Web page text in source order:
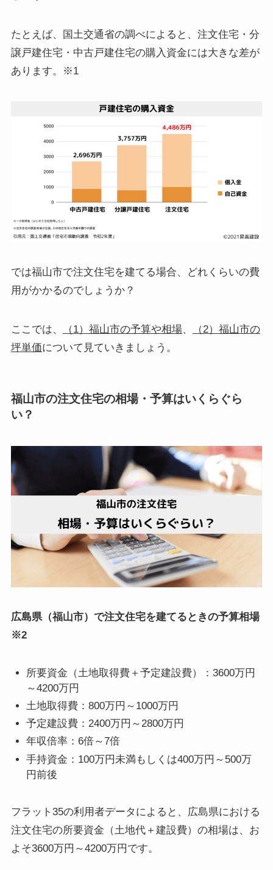
たとえば、国土交通省の調べによると、注文住宅・分
譲戸建住宅・中古戸建住宅の購入資金には大きな差が
あります。※1
では福山市で注文住宅を建てる場合、どれくらいの費
用がかかるのでしょうか？
ここでは、 （1）福山市の予算や相場、
（2）福山市の
坪単価について見ていきましょう。
福山市の注文住宅の相場・予算はいくらぐら
い？
広島県（福山市）で注文住宅を建てるときの予算相場
※2
所要資金（土地取得費＋予定建設費）：3600万円
～4200万円
土地取得費：800万円～1000万円
予定建設費：2400万円～2800万円
年収倍率：6倍～7倍
手持資金：100万円未満もしくは400万円～500万
円前後
フラット35の利用者データによると、広島県における
注文住宅の所要資金（土地代＋建設費）の相場は、お
よそ3600万円～4200万円です。